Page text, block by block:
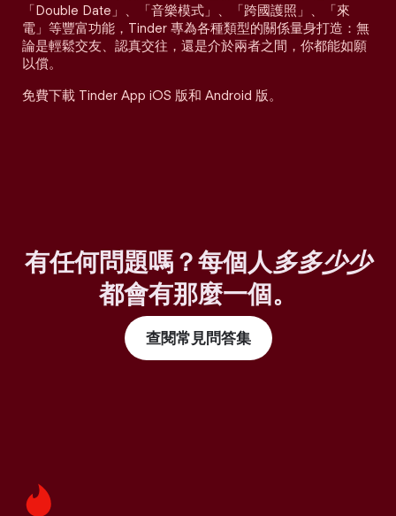
「Double Date」、「音樂模式」、「跨國護照」、「來
電」等豐富功能，Tinder 專為各種類型的關係量身打造：無
論是輕鬆交友、認真交往，還是介於兩者之間，你都能如願
以償。
免費下載 Tinder App iOS 版和 Android 版。
有任何問題嗎？每個人多多少少
都會有那麼一個。
查閱常見問答集